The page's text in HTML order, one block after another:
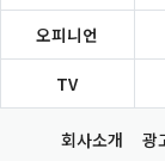
오피니언
TV
회사소개 광